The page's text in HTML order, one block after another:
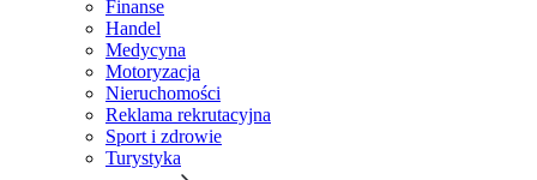
Finanse
Handel
Medycyna
Motoryzacja
Nieruchomości
Reklama rekrutacyjna
Sport i zdrowie
Turystyka